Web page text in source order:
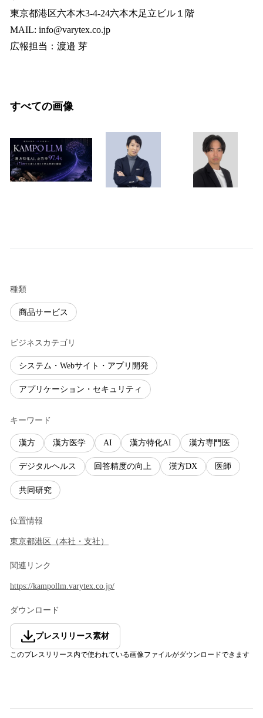
東京都港区六本木3-4-24六本木足立ビル１階
MAIL: info@varytex.co.jp
広報担当：渡邉 芽
すべての画像
種類
商品サービス
ビジネスカテゴリ
システム・Webサイト・アプリ開発
アプリケーション・セキュリティ
キーワード
漢方 漢方医学 AI 漢方特化AI 漢方専門医
デジタルヘルス 回答精度の向上 漢方DX 医師
共同研究
位置情報
東京都港区 （本社・支社 ）
関連リンク
https://kampollm.varytex.co.jp/
ダウンロード
プレスリリース素材
このプレスリリース内で使われている画像ファイルがダウンロードできます